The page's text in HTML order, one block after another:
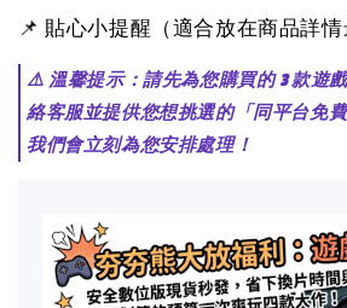
📌 貼心小提醒（適合放在商品詳情
⚠️ 溫馨提示：請先為您購買的 3 款遊
絡客服並提供您想挑選的「同平台免
我們會立刻為您安排處理！